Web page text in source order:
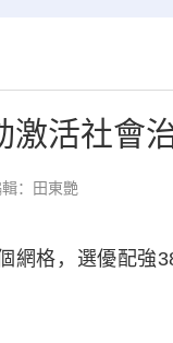
激活社會
：田東艷
格，選優配強